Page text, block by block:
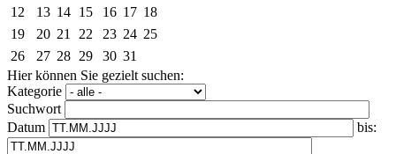
12
13 14 15 16 17 18
19
20 21 22 23 24 25
26
27 28 29 30 31
Hier können Sie gezielt suchen:
Kategorie
Suchwort
Datum
bis: